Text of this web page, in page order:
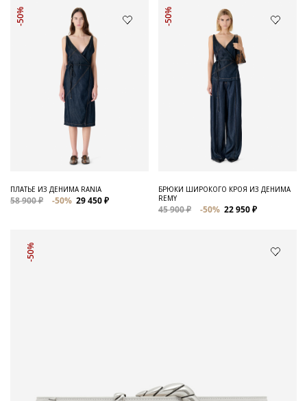
-50%
ПЛАТЬЕ ИЗ ДЕНИМА RANIA
58 900 ₽ -50% 29 450 ₽
-50%
БРЮКИ ШИРОКОГО КРОЯ ИЗ ДЕНИМА
REMY
45 900 ₽ -50% 22 950 ₽
-50%